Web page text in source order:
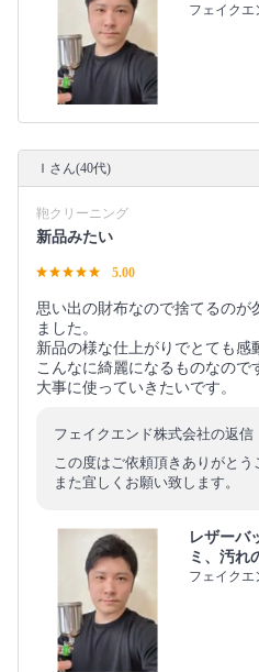
フェイクエ
Ｉさん(40代)
鞄クリーニング
新品みたい
5.00
思い出の財布なので捨てるのが
ました。
新品の様な仕上がりでとても感
こんなに綺麗になるものなので
大事に使っていきたいです。
フェイクエンド株式会社の返信
この度はご依頼頂きありがと
また宜しくお願い致します。
レザーバ
ミ、汚れ
フェイクエ